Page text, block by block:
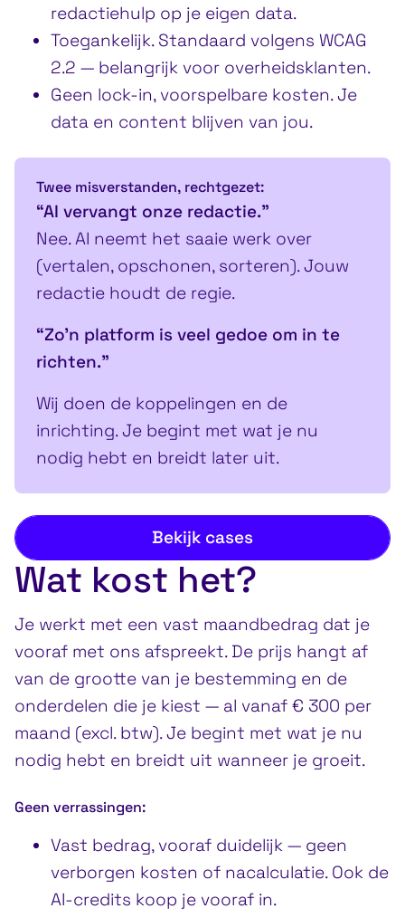
redactiehulp op je eigen data.
Toegankelijk. Standaard volgens WCAG
2.2 — belangrijk voor overheidsklanten.
Geen lock-in, voorspelbare kosten. Je
data en content blijven van jou.
Twee misverstanden, rechtgezet:
“AI vervangt onze redactie.”
Nee. AI neemt het saaie werk over
(vertalen, opschonen, sorteren). Jouw
redactie houdt de regie.
“Zo’n platform is veel gedoe om in te
richten.”
Wij doen de koppelingen en de
inrichting. Je begint met wat je nu
nodig hebt en breidt later uit.
Bekijk cases
Wat kost het?
Je werkt met een vast maandbedrag dat je
vooraf met ons afspreekt. De prijs hangt af
van de grootte van je bestemming en de
onderdelen die je kiest — al vanaf € 300 per
maand (excl. btw). Je begint met wat je nu
nodig hebt en breidt uit wanneer je groeit.
Geen verrassingen:
Vast bedrag, vooraf duidelijk — geen
verborgen kosten of nacalculatie. Ook de
AI-credits koop je vooraf in.